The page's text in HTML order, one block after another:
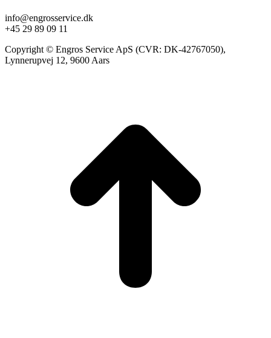
info@engrosservice.dk
+45 29 89 09 11
Copyright © Engros Service ApS (CVR: DK-42767050),
Lynnerupvej 12, 9600 Aars